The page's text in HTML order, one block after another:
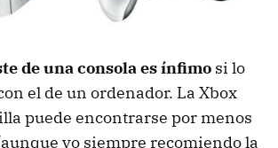
de una consola es ínfimo si lo
el de un ordenador. La Xbox
puede encontrarse por menos
yo siempre recomiendo la